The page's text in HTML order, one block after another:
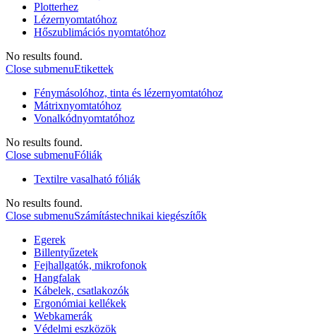
Plotterhez
Lézernyomtatóhoz
Hőszublimációs nyomtatóhoz
No results found.
Close submenuEtikettek
Fénymásolóhoz, tinta és lézernyomtatóhoz
Mátrixnyomtatóhoz
Vonalkódnyomtatóhoz
No results found.
Close submenuFóliák
Textilre vasalható fóliák
No results found.
Close submenuSzámítástechnikai kiegészítők
Egerek
Billentyűzetek
Fejhallgatók, mikrofonok
Hangfalak
Kábelek, csatlakozók
Ergonómiai kellékek
Webkamerák
Védelmi eszközök